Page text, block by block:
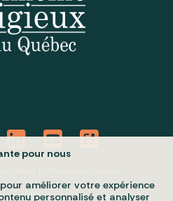
Conseil du patrimoine religieux du
pour nous
améliorer votre expérience
personnalisé et analyser